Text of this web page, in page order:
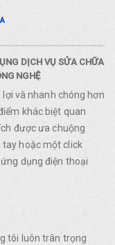
DỊCH VỤ SỬA CHỮA
NGHỆ
và nhanh chóng hơn
khác biệt quan
được ưa chuộng
tay hoặc một click
dụng điện thoại
tôi luôn trân trọng